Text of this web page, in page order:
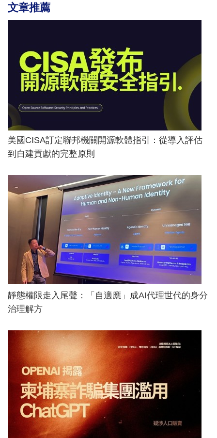
文章推薦
美國CISA訂定聯邦機關開源軟體指引：從導入評估
到自建貢獻的完整原則
靜態權限走入尾聲：「自適應」成AI代理世代的身分
治理解方